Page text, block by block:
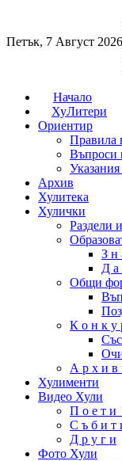
Петък, 7 Август 2026
Начало
ХуЛитери
Ориентир
Правила
Въпроси
Архив
Хулитека
Хулички
Раздели
З н
Д а
Общи
К о н к у
А р х и в
Хулименти
Видео Хули
П о е т и
С ъ б и т
Д р у г и
Фото Хули